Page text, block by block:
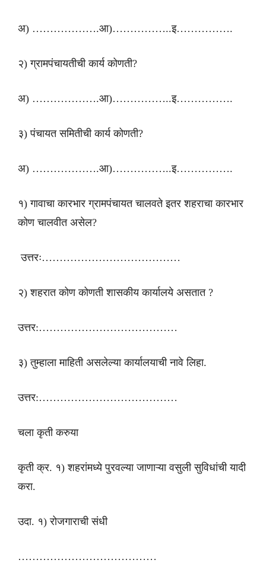
अ) ……………….आ)……………..इ…………….
२) ग्रामपंचायतीची कार्य कोणती?
अ) ……………….आ)……………..इ…………….
३) पंचायत समितीची कार्य कोणती?
अ) ……………….आ)……………..इ…………….
१) गावाचा कारभार ग्रामपंचायत चालवते इतर शहराचा कारभार
कोण चालवीत असेल?
उत्तरः…………………………………
२) शहरात कोण कोणती शासकीय कार्यालये असतात ?
उत्तर:…………………………………
३) तुम्हाला माहिती असलेल्या कार्यालयाची नावे लिहा.
उत्तर:…………………………………
चला कृती करुया
कृती क्र. १) शहरांमध्ये पुरवल्या जाणाऱ्या वसुली सुविधांची यादी
करा.
उदा. १) रोजगाराची संधी
…………………………………